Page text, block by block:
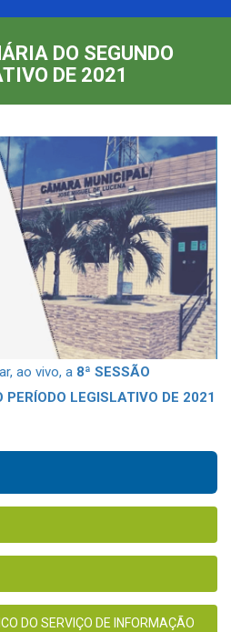
DO SEGUNDO
DE 2021
ao vivo, a 8ª SESSÃO
PERÍODO LEGISLATIVO DE 2021
DO SERVIÇO DE INFORMAÇÃO